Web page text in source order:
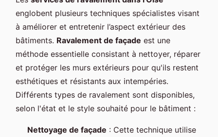
englobent plusieurs techniques spécialistes visant
à améliorer et entretenir l’aspect extérieur des
bâtiments. Ravalement de façade est une
méthode essentielle consistant à nettoyer, réparer
et protéger les murs extérieurs pour qu'ils restent
esthétiques et résistants aux intempéries.
Différents types de ravalement sont disponibles,
selon l'état et le style souhaité pour le bâtiment :
Nettoyage de façade : Cette technique utilise